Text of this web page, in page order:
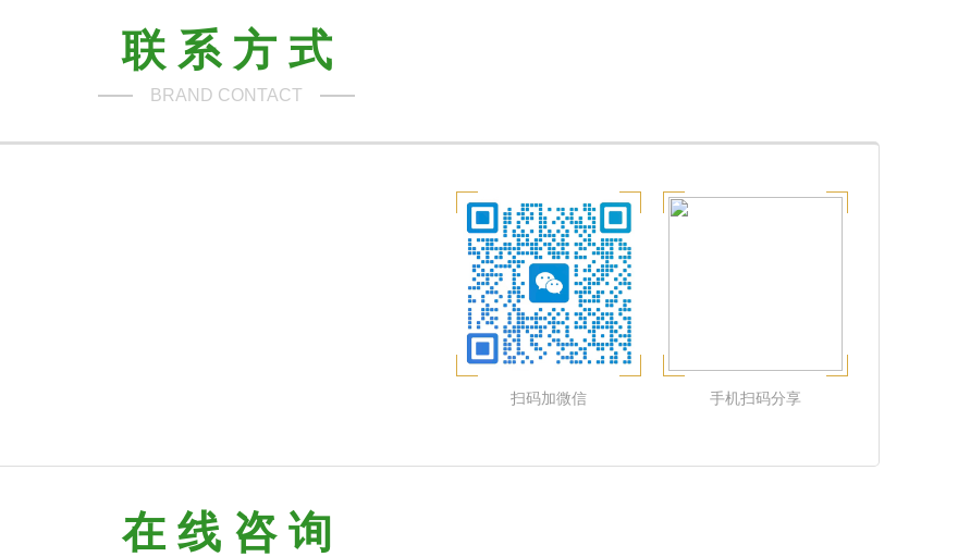
联 系 方 式
BRAND CONTACT
扫码加微信 手机扫码分享
在 线 咨 询